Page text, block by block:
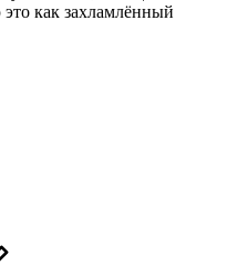
как захламлённый